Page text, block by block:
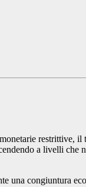
restrittive, il
a livelli che
una congiuntura